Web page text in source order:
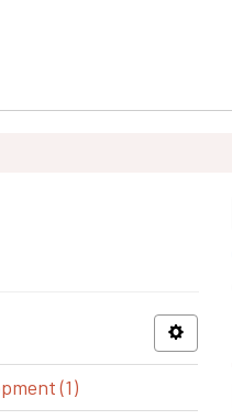
(1)